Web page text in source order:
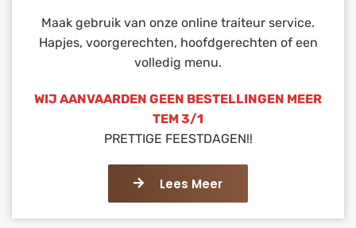
Maak gebruik van onze online traiteur service.
Hapjes, voorgerechten, hoofdgerechten of een
volledig menu.
WIJ AANVAARDEN GEEN BESTELLINGEN MEER
TEM 3/1
PRETTIGE FEESTDAGEN!!
Lees Meer